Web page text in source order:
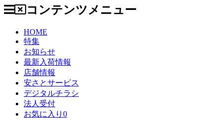
コンテンツメニュー
HOME
特集
お知らせ
最新入荷情報
店舗情報
安さとサービス
デジタルチラシ
法人受付
お気に入り 0